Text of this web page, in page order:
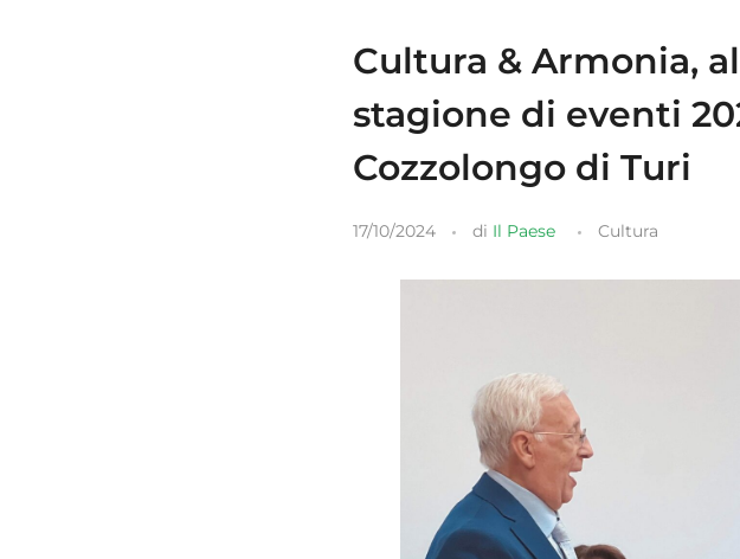
Cultura & Armonia,
stagione di eventi
Cozzolongo di Turi
17/10/2024 di Il Paese Cultura